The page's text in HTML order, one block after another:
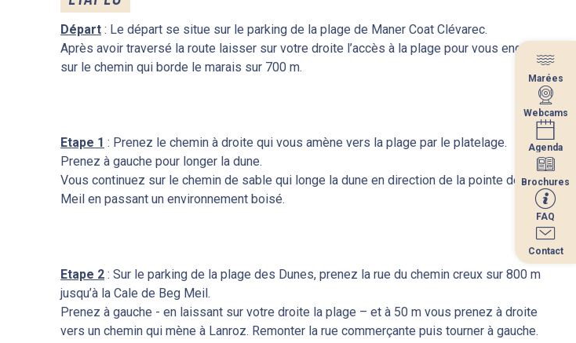
Marées
Webcams
Agenda
Agenda
Brochures
Brochures
FAQ
Contact
Départ : Le départ se situe sur le parking de la plage de Maner Coat Clévarec.
Après avoir traversé la route laisser sur votre droite l’accès à la plage pour vous engager
sur le chemin qui borde le marais sur 700 m.
Etape 1 : Prenez le chemin à droite qui vous amène vers la plage par le platelage.
Prenez à gauche pour longer la dune.
Vous continuez sur le chemin de sable qui longe la dune en direction de la pointe de Beg-
Meil en passant un environnement boisé.
Etape 2 : Sur le parking de la plage des Dunes, prenez la rue du chemin creux sur 800 m
jusqu’à la Cale de Beg Meil.
Prenez à gauche - en laissant sur votre droite la plage – et à 50 m vous prenez à droite
vers un chemin qui mène à Lanroz. Remonter la rue commerçante puis tourner à gauche.